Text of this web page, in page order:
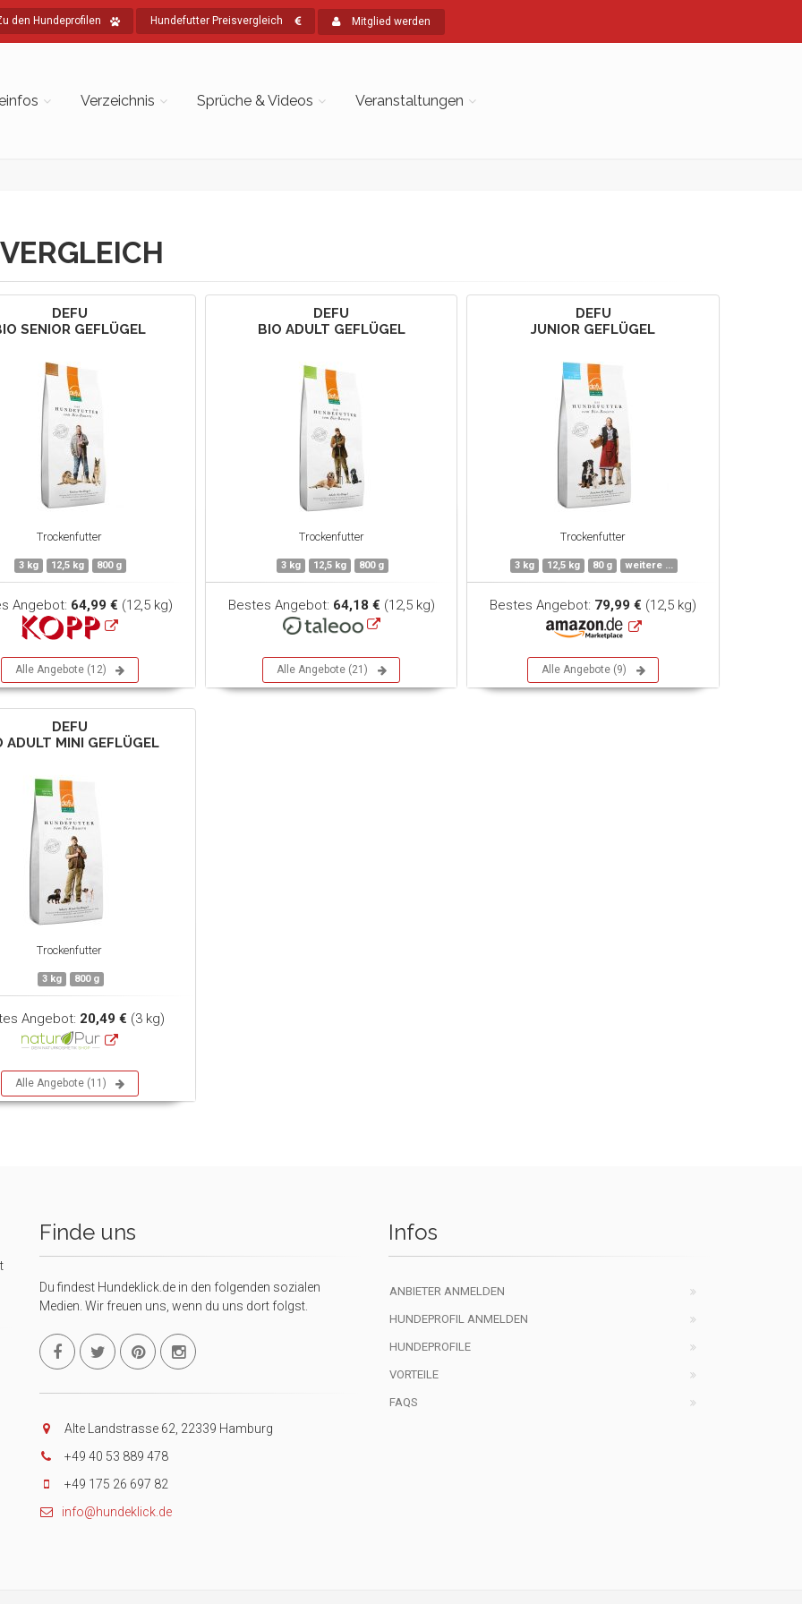
den Hundeprofilen Hundefutter Preisvergleich Mitglied werden
Verzeichnis Sprüche & Videos Veranstaltungen
DEFU
SENIOR GEFLÜGEL
Trockenfutter
3 kg 12,5 kg 800 g
Angebot: 64,99 € (12,5 kg)
Alle Angebote (12)
DEFU
BIO ADULT GEFLÜGEL
Trockenfutter
3 kg 12,5 kg 800 g
Bestes Angebot: 64,18 € (12,5 kg)
Alle Angebote (21)
DEFU
JUNIOR GEFLÜGEL
Trockenfutter
3 kg 12,5 kg 80 g weitere ...
Bestes Angebot: 79,99 € (12,5 kg)
Alle Angebote (9)
DEFU
ADULT MINI GEFLÜGEL
Trockenfutter
3 kg 800 g
Angebot: 20,49 € (3 kg)
Alle Angebote (11)
Finde uns
Du findest Hundeklick.de in den folgenden sozialen
Medien. Wir freuen uns, wenn du uns dort folgst.
Alte Landstrasse 62, 22339 Hamburg
+49 40 53 889 478
+49 175 26 697 82
info@hundeklick.de
Infos
ANBIETER ANMELDEN
HUNDEPROFIL ANMELDEN
HUNDEPROFILE
VORTEILE
FAQS